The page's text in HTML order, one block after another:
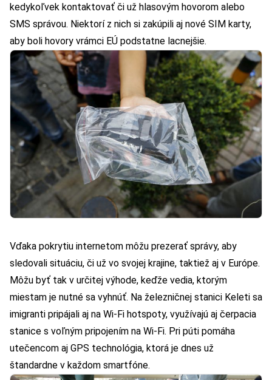
kedykoľvek kontaktovať či už hlasovým hovorom alebo
SMS správou. Niektorí z nich si zakúpili aj nové SIM karty,
aby boli hovory vrámci EÚ podstatne lacnejšie.
Vďaka pokrytiu internetom môžu prezerať správy, aby
sledovali situáciu, či už vo svojej krajine, taktiež aj v Európe.
Môžu byť tak v určitej výhode, keďže vedia, ktorým
miestam je nutné sa vyhnúť. Na železničnej stanici Keleti sa
imigranti pripájali aj na Wi-Fi hotspoty, využívajú aj čerpacia
stanice s voľným pripojením na Wi-Fi. Pri púti pomáha
utečencom aj GPS technológia, ktorá je dnes už
štandardne v každom smartfóne.